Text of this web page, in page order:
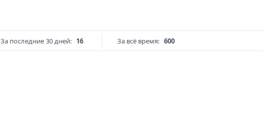
За последние 30 дней: 16 За всё время: 600